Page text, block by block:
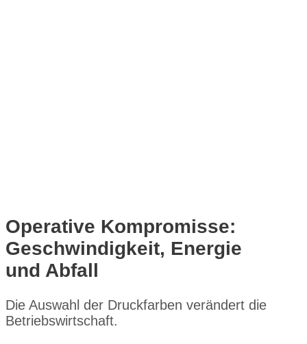
Operative Kompromisse:
Geschwindigkeit, Energie
und Abfall
Die Auswahl der Druckfarben verändert die
Betriebswirtschaft.